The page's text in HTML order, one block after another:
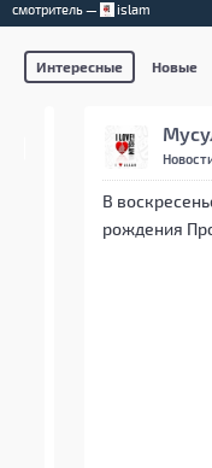
смотритель — islam
Интересные Новые
В
рождения